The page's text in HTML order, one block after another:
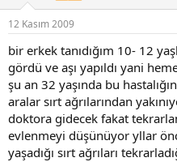
12 Kasım 2009
bir erkek tanıdığım 10- 12
gördü ve aşı yapıldı yani
şu an 32 yaşında bu
aralar sırt ağrılarından
doktora gidecek fakat
evlenmeyi düşünüyor yllar
yaşadığı sırt ağrıları